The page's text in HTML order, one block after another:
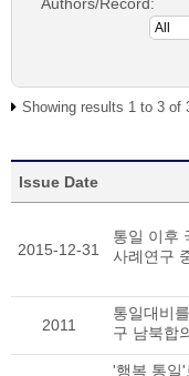
Showing results 1 to 3 of
Issue Date
2015-12-31
통일 이후
사례연구
2011
통일대비
구 남북합
'행복 통일